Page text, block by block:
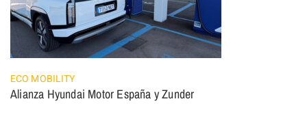
ECO MOBILITY
Alianza Hyundai Motor España y Zunder